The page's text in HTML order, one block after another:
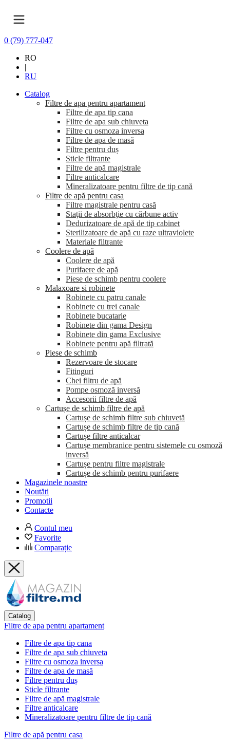
0 (79) 777-047
RO
|
RU
Catalog
Filtre de apa pentru apartament
Filtre de apa tip cana
Filtre de apa sub chiuveta
Filtre cu osmoza inversa
Filtre de apa de masă
Filtre pentru duș
Sticle filtrante
Filtre de apă magistrale
Filtre anticalcare
Mineralizatoare pentru filtre de tip cană
Filtre de apă pentru casa
Filtre magistrale pentru casă
Staţii de absorbţie cu cărbune activ
Dedurizatoare de apă de tip cabinet
Sterilizatoare de apă cu raze ultraviolete
Materiale filtrante
Coolere de apă
Сoolere de apă
Purifaere de apă
Piese de schimb pentru coolere
Malaxoare si robinete
Robinete cu patru canale
Robinete cu trei canale
Robinete bucatarie
Robinete din gama Design
Robinete din gama Exclusive
Robinete pentru apă filtrată
Piese de schimb
Rezervoare de stocare
Fitinguri
Chei filtru de apă
Pompe osmoză inversă
Accesorii filtre de apă
Cartușe de schimb filtre de apă
Cartușe de schimb filtre sub chiuvetă
Cartușe de schimb filtre de tip cană
Cartușe filtre anticalcar
Cartușe membranice pentru sistemele cu osmoză
inversă
Cartușe pentru filtre magistrale
Cartușe de schimb pentru purifaere
Magazinele noastre
Noutăți
Promotii
Contacte
Contul meu
Favorite
Comparație
Catalog
Filtre de apa pentru apartament
Filtre de apa tip cana
Filtre de apa sub chiuveta
Filtre cu osmoza inversa
Filtre de apa de masă
Filtre pentru duș
Sticle filtrante
Filtre de apă magistrale
Filtre anticalcare
Mineralizatoare pentru filtre de tip cană
Filtre de apă pentru casa